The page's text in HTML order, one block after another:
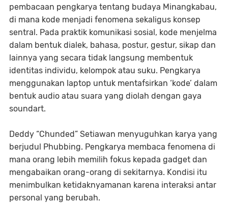
pembacaan pengkarya tentang budaya Minangkabau,
di mana kode menjadi fenomena sekaligus konsep
sentral. Pada praktik komunikasi sosial, kode menjelma
dalam bentuk dialek, bahasa, postur, gestur, sikap dan
lainnya yang secara tidak langsung membentuk
identitas individu, kelompok atau suku. Pengkarya
menggunakan laptop untuk mentafsirkan ‘kode’ dalam
bentuk audio atau suara yang diolah dengan gaya
soundart.
Deddy “Chunded” Setiawan menyuguhkan karya yang
berjudul Phubbing. Pengkarya membaca fenomena di
mana orang lebih memilih fokus kepada gadget dan
mengabaikan orang-orang di sekitarnya. Kondisi itu
menimbulkan ketidaknyamanan karena interaksi antar
personal yang berubah.